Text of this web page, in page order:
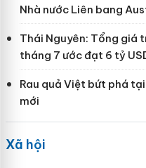
Nhà nước Liên bang
Thái Nguyên: Tổng giá
tháng 7 ước đạt 6 tỷ
Rau quả Việt bứt phá
mới
Xã hội